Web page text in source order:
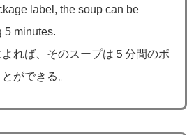
label, the soup can be
5 minutes.
れば、そのスープは５分間のボ
ができる。